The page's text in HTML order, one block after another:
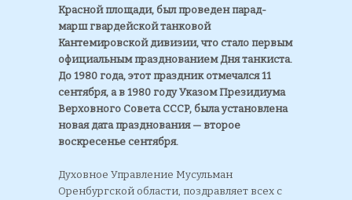
Красной площади, был проведен парад-
марш гвардейской танковой
Кантемировской дивизии, что стало первым
официальным празднованием Дня танкиста.
До 1980 года, этот праздник отмечался 11
сентября, а в 1980 году Указом Президиума
Верховного Совета СССР, была установлена
новая дата празднования — второе
воскресенье сентября.
Духовное Управление Мусульман
Оренбургской области, поздравляет всех с